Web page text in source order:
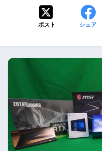
ポスト シェア